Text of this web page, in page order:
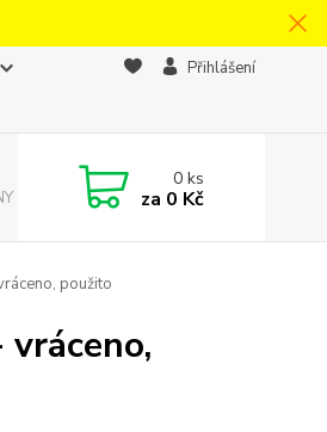
Přihlášení
0ks
za 0 Kč
použito